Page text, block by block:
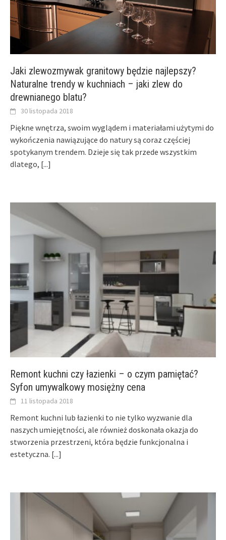
Jaki zlewozmywak granitowy będzie najlepszy?
Naturalne trendy w kuchniach – jaki zlew do
drewnianego blatu?
30 listopada 2018
Piękne wnętrza, swoim wyglądem i materiałami użytymi do
wykończenia nawiązujące do natury są coraz częściej
spotykanym trendem. Dzieje się tak przede wszystkim
dlatego, [...]
Remont kuchni czy łazienki – o czym pamiętać?
Syfon umywalkowy mosiężny cena
11 listopada 2018
Remont kuchni lub łazienki to nie tylko wyzwanie dla
naszych umiejętności, ale również doskonała okazja do
stworzenia przestrzeni, która będzie funkcjonalna i
estetyczna. [...]